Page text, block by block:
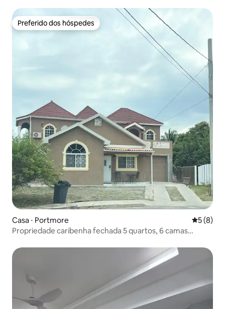
Preferido dos hóspedes
Preferido dos hóspedes
Casa ⋅ Portmore 5 de
5 (8)
Propriedade caribenha fechada 5 quartos, 6 camas